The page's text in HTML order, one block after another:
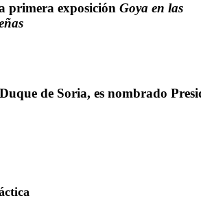
primera exposición Goya en las
de Soria, es nombrado